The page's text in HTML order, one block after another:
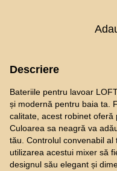
Descriere
Bateriile pentru lavoar
și modernă pentru baia ta.
calitate, acest robinet oferă
Culoarea sa neagră va
tău. Controlul convenabil
utilizarea acestui mixer să
designul său elegant și